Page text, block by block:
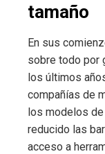
tamaño
En sus
sobre todo por
los últimos
compañías de
los modelos
reducido las
acceso a